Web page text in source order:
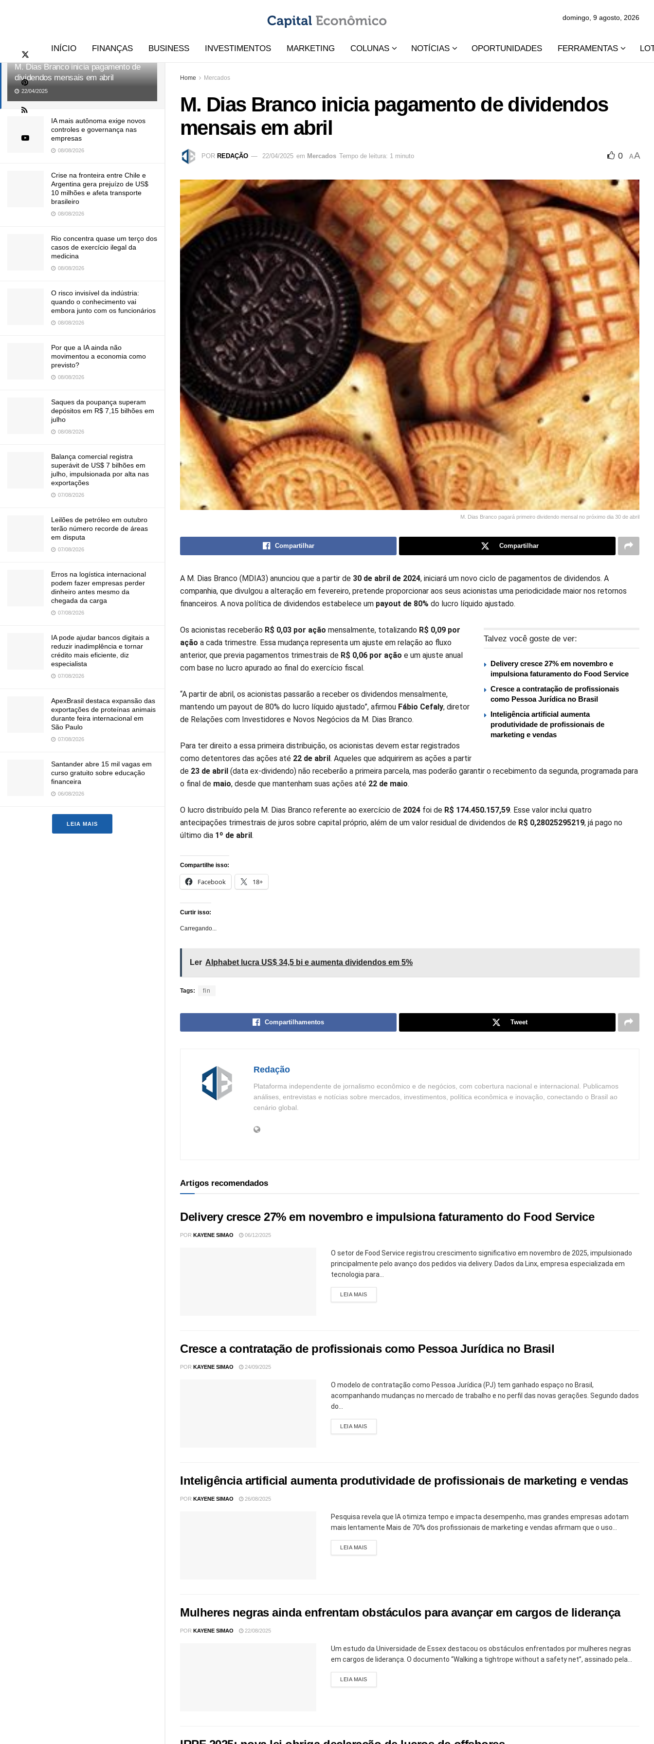
M. Dias Branco inicia pagamento de
dividendos mensais em abril
22/04/2025
IA mais autônoma exige novos
controles e governança nas
empresas
08/08/2026
Crise na fronteira entre Chile e
Argentina gera prejuízo de US$
10 milhões e afeta transporte
brasileiro
08/08/2026
Rio concentra quase um terço dos
casos de exercício ilegal da
medicina
08/08/2026
O risco invisível da indústria:
quando o conhecimento vai
embora junto com os funcionários
08/08/2026
Por que a IA ainda não
movimentou a economia como
previsto?
08/08/2026
Saques da poupança superam
depósitos em R$ 7,15 bilhões em
julho
08/08/2026
Balança comercial registra
superávit de US$ 7 bilhões em
julho, impulsionada por alta nas
exportações
07/08/2026
Leilões de petróleo em outubro
terão número recorde de áreas
em disputa
07/08/2026
Erros na logística internacional
podem fazer empresas perder
dinheiro antes mesmo da
chegada da carga
07/08/2026
IA pode ajudar bancos digitais a
reduzir inadimplência e tornar
crédito mais eficiente, diz
especialista
07/08/2026
ApexBrasil destaca expansão das
exportações de proteínas animais
durante feira internacional em
São Paulo
07/08/2026
Santander abre 15 mil vagas em
curso gratuito sobre educação
financeira
06/08/2026
LEIA MAIS
domingo, 9 agosto, 2026
INÍCIO FINANÇAS BUSINESS INVESTIMENTOS MARKETING COLUNAS NOTÍCIAS OPORTUNIDADES FERRAMENTAS
Home Mercados
M. Dias Branco inicia pagamento de dividendos
mensais em abril
POR REDAÇÃO 22/04/2025 em Mercados Tempo de leitura: 1 minuto 0 AA
M. Dias Branco pagará primeiro dividendo mensal no próximo dia 30 de abril
Compartilhar Compartilhar
A M. Dias Branco (MDIA3) anunciou que a partir de 30 de abril de 2024, iniciará um novo ciclo de pagamentos de dividendos. A
companhia, que divulgou a alteração em fevereiro, pretende proporcionar aos seus acionistas uma periodicidade maior nos retornos
financeiros. A nova política de dividendos estabelece um payout de 80% do lucro líquido ajustado.
Talvez você goste de ver:
Delivery cresce 27% em novembro e
impulsiona faturamento do Food Service
Cresce a contratação de profissionais
como Pessoa Jurídica no Brasil
Inteligência artificial aumenta
produtividade de profissionais de
marketing e vendas
Os acionistas receberão R$ 0,03 por ação mensalmente, totalizando R$ 0,09 por
ação a cada trimestre. Essa mudança representa um ajuste em relação ao fluxo
anterior, que previa pagamentos trimestrais de R$ 0,06 por ação e um ajuste anual
com base no lucro apurado ao final do exercício fiscal.
“A partir de abril, os acionistas passarão a receber os dividendos mensalmente,
mantendo um payout de 80% do lucro líquido ajustado”, afirmou Fábio Cefaly, diretor
de Relações com Investidores e Novos Negócios da M. Dias Branco.
Para ter direito a essa primeira distribuição, os acionistas devem estar registrados
como detentores das ações até 22 de abril. Aqueles que adquirirem as ações a partir
de 23 de abril (data ex-dividendo) não receberão a primeira parcela, mas poderão garantir o recebimento da segunda, programada para
o final de maio, desde que mantenham suas ações até 22 de maio.
O lucro distribuído pela M. Dias Branco referente ao exercício de 2024 foi de R$ 174.450.157,59. Esse valor inclui quatro
antecipações trimestrais de juros sobre capital próprio, além de um valor residual de dividendos de R$ 0,28025295219, já pago no
último dia 1º de abril.
Compartilhe isso:
Facebook 18+
Curtir isso:
Carregando...
Ler Alphabet lucra US$ 34,5 bi e aumenta dividendos em 5%
Tags: fin
Compartilhamentos Tweet
Redação
Plataforma independente de jornalismo econômico e de negócios, com cobertura nacional e internacional. Publicamos
análises, entrevistas e notícias sobre mercados, investimentos, política econômica e inovação, conectando o Brasil ao
cenário global.
Artigos recomendados
Delivery cresce 27% em novembro e impulsiona faturamento do Food Service
POR KAYENE SIMAO 06/12/2025
O setor de Food Service registrou crescimento significativo em novembro de 2025, impulsionado
principalmente pelo avanço dos pedidos via delivery. Dados da Linx, empresa especializada em
tecnologia para...
LEIA MAIS
Cresce a contratação de profissionais como Pessoa Jurídica no Brasil
POR KAYENE SIMAO 24/09/2025
O modelo de contratação como Pessoa Jurídica (PJ) tem ganhado espaço no Brasil,
acompanhando mudanças no mercado de trabalho e no perfil das novas gerações. Segundo dados
do...
LEIA MAIS
Inteligência artificial aumenta produtividade de profissionais de marketing e vendas
POR KAYENE SIMAO 26/08/2025
Pesquisa revela que IA otimiza tempo e impacta desempenho, mas grandes empresas adotam
mais lentamente Mais de 70% dos profissionais de marketing e vendas afirmam que o uso...
LEIA MAIS
Mulheres negras ainda enfrentam obstáculos para avançar em cargos de liderança
POR KAYENE SIMAO 22/08/2025
Um estudo da Universidade de Essex destacou os obstáculos enfrentados por mulheres negras
em cargos de liderança. O documento “Walking a tightrope without a safety net”, assinado pela...
LEIA MAIS